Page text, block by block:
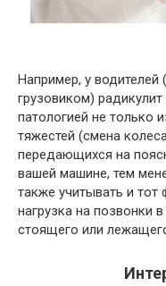
Например, у
грузовиком)
патологией не только
тяжестей (смена
передающихся на
вашей машине, тем
также учитывать и
нагрузка на позвонки
стоящего или